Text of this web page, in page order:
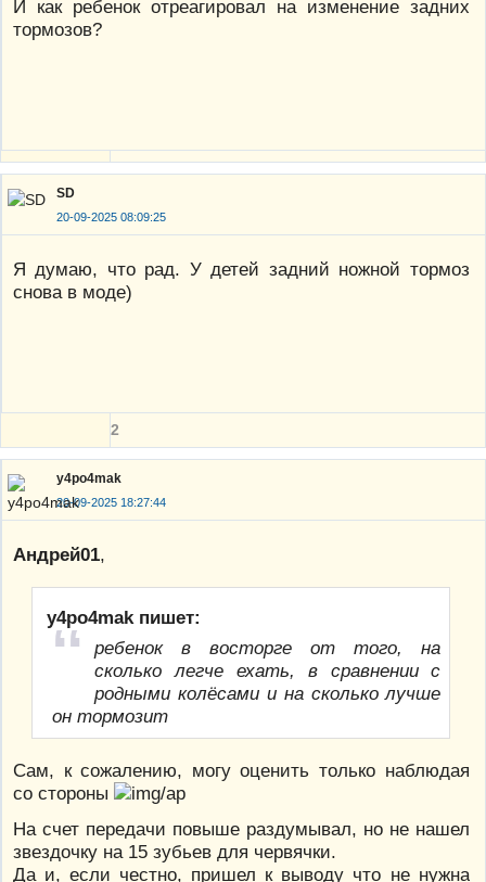
И как ребенок отреагировал на изменение задних
тормозов?
SD
20-09-2025 08:09:25
Я думаю, что рад. У детей задний ножной тормоз
снова в моде)
2
y4po4mak
20-09-2025 18:27:44
Андрей01,
y4po4mak пишет:
ребенок в восторге от того, на
сколько легче ехать, в сравнении с
родными колёсами и на сколько лучше
он тормозит
Сам, к сожалению, могу оценить только наблюдая
со стороны
На счет передачи повыше раздумывал, но не нашел
звездочку на 15 зубьев для червячки.
Да и, если честно, пришел к выводу что не нужна